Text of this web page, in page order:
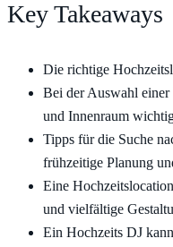
Key Takeaways
Die richtige
Bei der Auswahl
und Innenraum
Tipps für die Suche
frühzeitige Planung
Eine
und vielfältige
Ein Hochzeits DJ